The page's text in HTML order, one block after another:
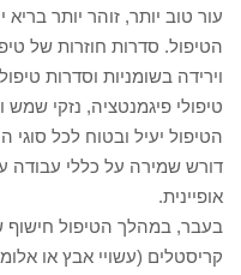
עור טוב יותר, זוהר יותר
הטיפול. סדרות חוזרות של
וירידה בשומניות וסדרות
טיפולי פיגמנטציה, נזקי שמש
הטיפול יעיל ובטוח לכל סוגי
דורש שמירה על כללי עבודה
אופיינית.
בעבר, במהלך הטיפול
קריסטלים (עשויי אבץ או